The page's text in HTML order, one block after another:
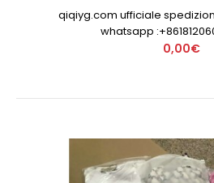
qiqiyg.com ufficiale
whatsapp
0,00€